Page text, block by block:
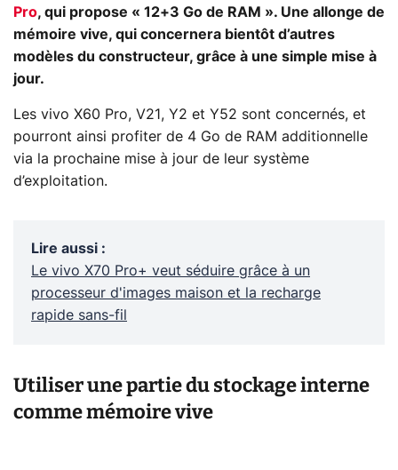
Pro, qui propose « 12+3 Go de RAM ». Une allonge de
mémoire vive, qui concernera bientôt d’autres
modèles du constructeur, grâce à une simple mise à
jour.
Les vivo X60 Pro, V21, Y2 et Y52 sont concernés, et
pourront ainsi profiter de 4 Go de RAM additionnelle
via la prochaine mise à jour de leur système
d’exploitation.
Lire aussi :
Le vivo X70 Pro+ veut séduire grâce à un
processeur d'images maison et la recharge
rapide sans-fil
Utiliser une partie du stockage interne
comme mémoire vive